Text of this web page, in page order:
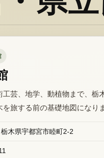
芸、地学、動植物まで、栃
旅する前の基礎地図になり
木県宇都宮市睦町2-2